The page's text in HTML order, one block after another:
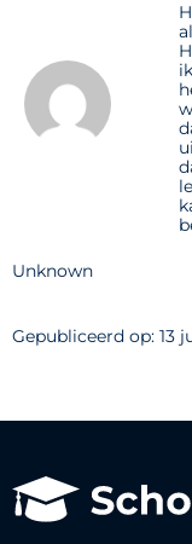
Unknown
Gepubliceerd op: 13